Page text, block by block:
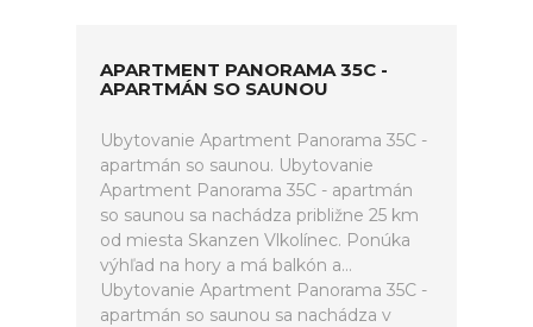
APARTMENT PANORAMA 35C -
APARTMÁN SO SAUNOU
Ubytovanie Apartment Panorama 35C -
apartmán so saunou. Ubytovanie
Apartment Panorama 35C - apartmán
so saunou sa nachádza približne 25 km
od miesta Skanzen Vlkolínec. Ponúka
výhľad na hory a má balkón a...
Ubytovanie Apartment Panorama 35C -
apartmán so saunou sa nachádza v